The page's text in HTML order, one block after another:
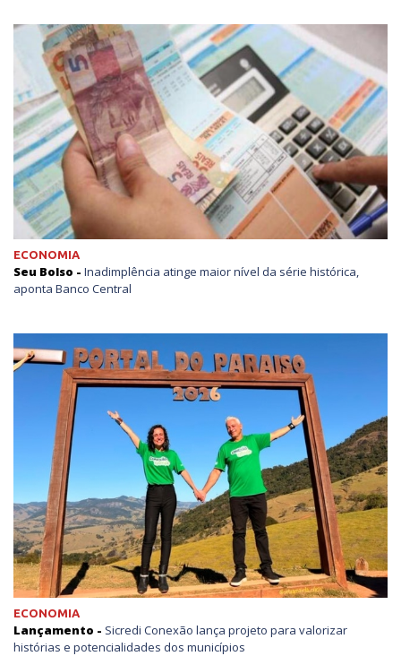
ECONOMIA
Seu Bolso - Inadimplência atinge maior nível da série histórica,
aponta Banco Central
ECONOMIA
Lançamento - Sicredi Conexão lança projeto para valorizar
histórias e potencialidades dos municípios